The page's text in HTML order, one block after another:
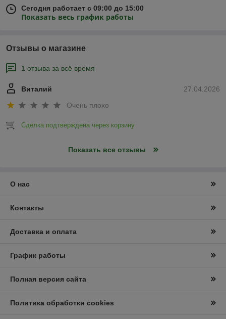
Сегодня работает с 09:00 до 15:00
Показать весь график работы
Отзывы о магазине
1 отзыва за всё время
27.04.2026
Виталий
Очень плохо
Сделка подтверждена через корзину
Показать все отзывы
О нас
Контакты
Доставка и оплата
График работы
Полная версия сайта
Политика обработки cookies